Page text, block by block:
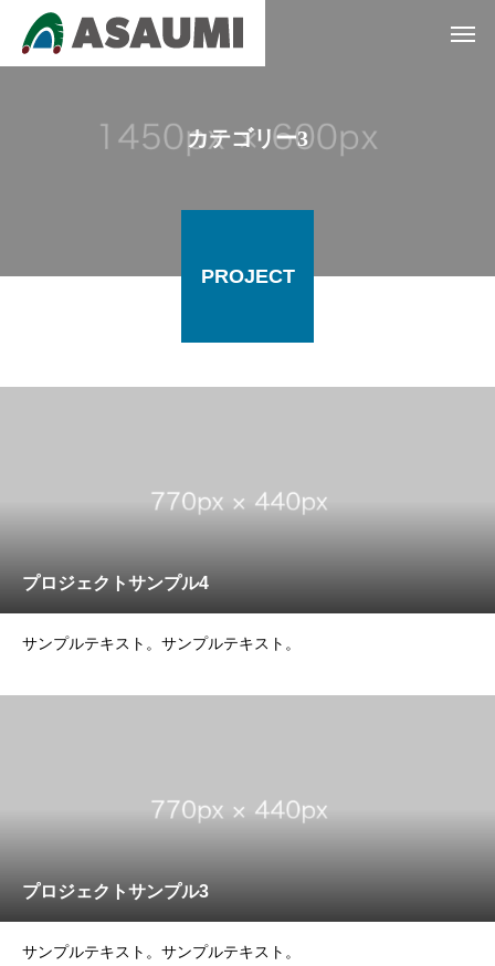
カテゴリー3
PROJECT
プロジェクトサンプル4
サンプルテキスト。サンプルテキスト。
プロジェクトサンプル3
サンプルテキスト。サンプルテキスト。